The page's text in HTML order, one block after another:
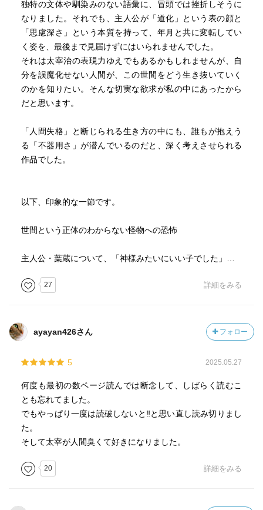
独特の文体や馴染みのない語彙に、冒頭では挫折しそうに
なりました。それでも、主人公が「道化」という表の顔と
「思慮深さ」という本質を持って、年月と共に変転してい
く姿を、最後まで見届けずにはいられませんでした。
それは太宰治の表現力ゆえでもあるかもしれませんが、自
分を誤魔化せない人間が、この世間をどう生き抜いていく
のかを知りたい。そんな切実な欲求が私の中にあったから
だと思います。
「人間失格」と断じられる生き方の中にも、誰もが抱えう
る「不器用さ」が潜んでいるのだと、深く考えさせられる
作品でした。
以下、印象的な一節です。
世間という正体のわからない怪物への恐怖
主人公・葉蔵について、「神様みたいにいい子でした」…
27 詳細をみる
ayayan426さん フォロー
5 2025.05.27
何度も最初の数ページ読んでは断念して、しばらく読むこ
とも忘れてました。
でもやっぱり一度は読破しないと‼︎と思い直し読み切りまし
た。
そして太宰が人間臭くて好きになりました。
20 詳細をみる